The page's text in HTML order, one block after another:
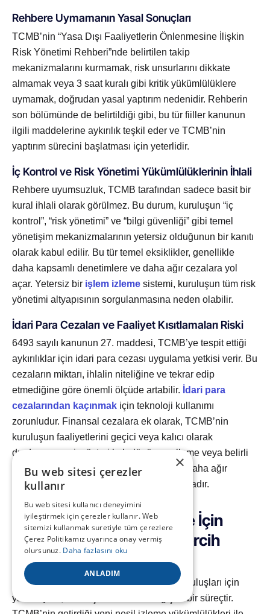
Rehbere Uymamanın Yasal Sonuçları
TCMB’nin “Yasa Dışı Faaliyetlerin Önlenmesine İlişkin
Risk Yönetimi Rehberi”nde belirtilen takip
mekanizmalarını kurmamak, risk unsurlarını dikkate
almamak veya 3 saat kuralı gibi kritik yükümlülüklere
uymamak, doğrudan yasal yaptırım nedenidir. Rehberin
son bölümünde de belirtildiği gibi, bu tür fiiller kanunun
ilgili maddelerine aykırılık teşkil eder ve TCMB’nin
yaptırım sürecini başlatması için yeterlidir.
İç Kontrol ve Risk Yönetimi Yükümlülüklerinin İhlali
Rehbere uyumsuzluk, TCMB tarafından sadece basit bir
kural ihlali olarak görülmez. Bu durum, kuruluşun “iç
kontrol”, “risk yönetimi” ve “bilgi güvenliği” gibi temel
yönetişim mekanizmalarının yetersiz olduğunun bir kanıtı
olarak kabul edilir. Bu tür temel eksiklikler, genellikle
daha kapsamlı denetimlere ve daha ağır cezalara yol
açar. Yetersiz bir işlem izleme sistemi, kuruluşun tüm risk
yönetimi altyapısının sorgulanmasına neden olabilir.
İdari Para Cezaları ve Faaliyet Kısıtlamaları Riski
6493 sayılı kanunun 27. maddesi, TCMB’ye tespit ettiği
aykırılıklar için idari para cezası uygulama yetkisi verir. Bu
cezaların miktarı, ihlalin niteliğine ve tekrar edip
etmediğine göre önemli ölçüde artabilir. İdari para
cezalarından kaçınmak için teknoloji kullanımı
zorunludur. Finansal cezalara ek olarak, TCMB’nin
kuruluşun faaliyetlerini geçici veya kalıcı olarak
durdurma, yeni müşteri kabulünü engelleme veya belirli
hizmetleri sunmasını yasaklama gibi çok daha ağır
yaptırımlar uygulama yetkisi de bulunmaktadır.
Bulut Tabanlı Yasal İzleme İçin
Neden İHS Teknoloji’yi Tercih
Etmelisiniz?
Türkiye’deki ödeme ve elektronik para kuruluşları için
yasal uyum, karmaşık ve sürekli değişen bir süreçtir.
×
Bu web sitesi çerezler
kullanır
Bu web sitesi kullanıcı deneyimini
iyileştirmek için çerezler kullanır. Web
sitemizi kullanmak suretiyle tüm çerezlere
Çerez Politikamız uyarınca onay vermiş
olursunuz. Daha fazlasını oku
ANLADIM